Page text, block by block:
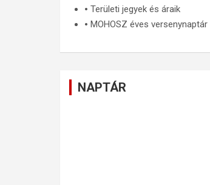
🞄Területi jegyek és áraik
🞄MOHOSZ éves versenynaptár
NAPTÁR